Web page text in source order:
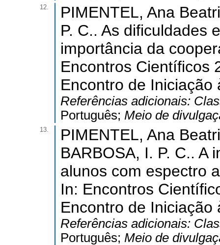
12.
PIMENTEL, Ana
P. C.. As dificuldades
importância da
Encontros Científicos
Encontro de
Referências adicionais:
Português; Meio de
13.
PIMENTEL, Ana
BARBOSA, I. P. C.. A
alunos com espectro
In: Encontros
Encontro de
Referências adicionais:
Português; Meio de